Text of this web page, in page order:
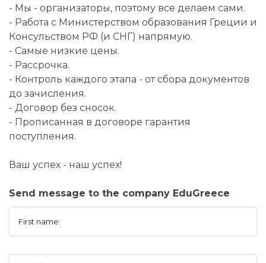
- Мы - организаторы, поэтому все делаем сами.
- Работа с Министерством образования Греции и
Консульством РФ (и СНГ) напрямую.
- Самые низкие цены.
- Рассрочка.
- Контроль каждого этапа - от сбора документов
до зачисления.
- Договор без сносок.
- Прописанная в договоре гарантия
поступления.
Ваш успех - наш успех!
Send message to the company EduGreece
First name: